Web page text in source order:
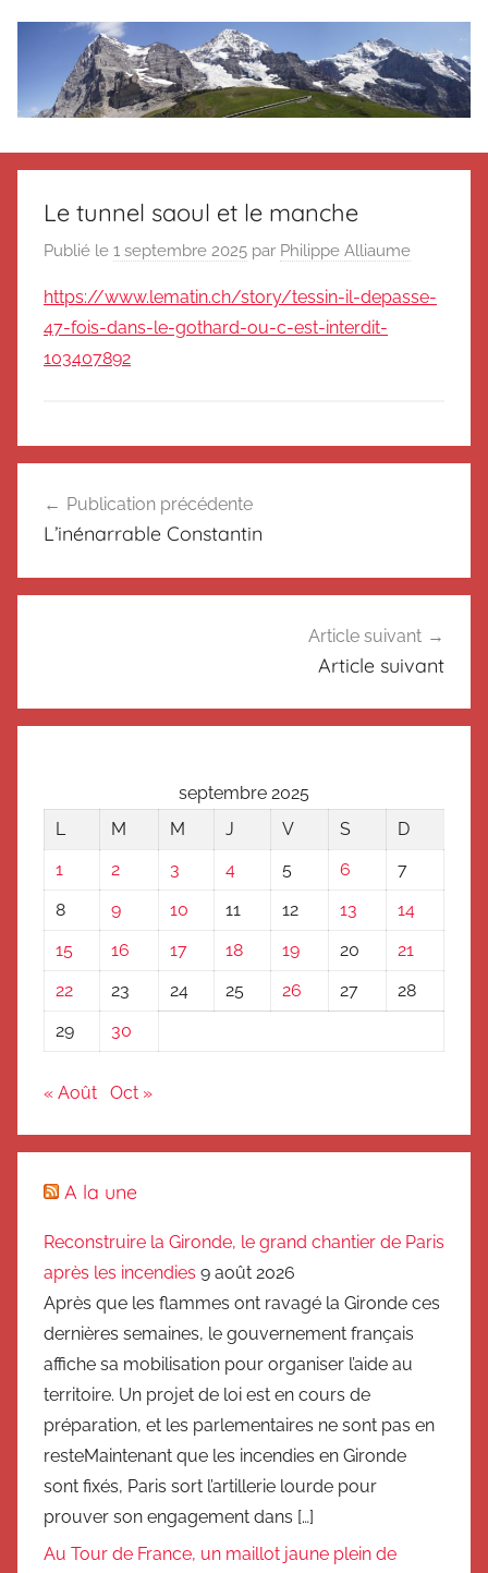
Le
blog
de
Suisse
Magazine
Suisse
Suisse
Le tunnel saoul et le manche
Publié le 1 septembre 2025 par Philippe Alliaume
https://www.lematin.ch/story/tessin-il-depasse-
47-fois-dans-le-gothard-ou-c-est-interdit-
103407892
N
c
l
de
Publication précédente
L’inénarrable Constantin
Article suivant
Article suivant
septembre 2025
L
M M J V S
D
1
2 3 4 5 6
7
8
9 10 11 12 13
14
15
16 17 18 19 20
21
22
23 24 25 26 27
28
29
30
« Août Oct »
A la une
Reconstruire la Gironde, le grand chantier de Paris
après les incendies 9 août 2026
Après que les flammes ont ravagé la Gironde ces
dernières semaines, le gouvernement français
affiche sa mobilisation pour organiser l’aide au
territoire. Un projet de loi est en cours de
préparation, et les parlementaires ne sont pas en
resteMaintenant que les incendies en Gironde
sont fixés, Paris sort l’artillerie lourde pour
prouver son engagement dans […]
Au Tour de France, un maillot jaune plein de